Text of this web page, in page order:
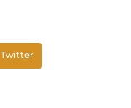
Twitter